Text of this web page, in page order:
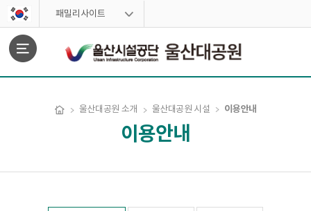
스킵네비게이션
패밀리사이트
문서위치 울산대공원 소개 울산대공원 시설 이용안내
이용안내